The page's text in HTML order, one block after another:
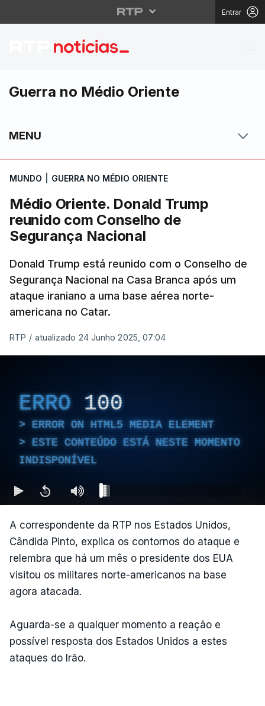
Entrar
Médio Oriente.
Guerra no Médio Oriente
MENU
MUNDO GUERRA NO MÉDIO ORIENTE
Médio Oriente. Donald Trump
reunido com Conselho de
Segurança Nacional
Donald Trump está reunido com o Conselho de
Segurança Nacional na Casa Branca após um
ataque iraniano a uma base aérea norte-
americana no Catar.
RTP / atualizado 24 Junho 2025, 07:04
ERRO 100
ERROR ON HTML5 MEDIA ELEMENT
ESTE CONTEÚDO ESTÁ NESTE MOMENTO
INDISPONÍVEL
A correspondente da RTP nos Estados Unidos,
Cândida Pinto, explica os contornos do ataque e
relembra que há um mês o presidente dos EUA
visitou os militares norte-americanos na base
agora atacada.
Aguarda-se a qualquer momento a reação e
possível resposta dos Estados Unidos a estes
ataques do Irão.